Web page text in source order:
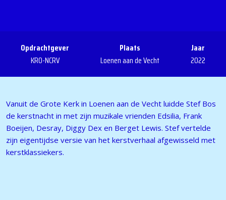
Opdrachtgever
KRO-NCRV
Plaats
Loenen aan de Vecht
Jaar
2022
Vanuit de Grote Kerk in Loenen aan de Vecht luidde Stef Bos
de kerstnacht in met zijn muzikale vrienden Edsilia, Frank
Boeijen, Desray, Diggy Dex en Berget Lewis. Stef vertelde
zijn eigentijdse versie van het kerstverhaal afgewisseld met
kerstklassiekers.